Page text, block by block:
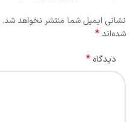
نشانی ایمیل شما منتشر نخواهد شد.
شده‌اند*
دیدگاه *